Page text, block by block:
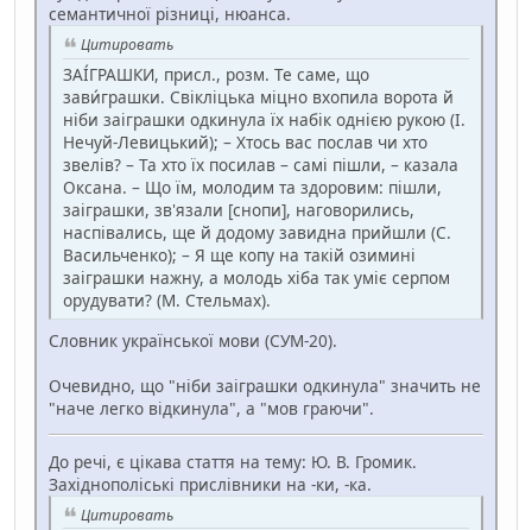
семантичної різниці, нюанса.
Цитировать
ЗАІ́ГРАШКИ, присл., розм. Те саме, що
зави́грашки. Свікліцька міцно вхопила ворота й
ніби заіграшки одкинула їх набік однією рукою (І.
Нечуй-Левицький); – Хтось вас послав чи хто
звелів? – Та хто їх посилав – самі пішли, – казала
Оксана. – Що їм, молодим та здоровим: пішли,
заіграшки, зв'язали [снопи], наговорились,
наспівались, ще й додому завидна прийшли (С.
Васильченко); – Я ще копу на такій озимині
заіграшки нажну, а молодь хіба так уміє серпом
орудувати? (М. Стельмах).
Словник української мови (СУМ-20).
Очевидно, що "ніби заіграшки одкинула" значить не
"наче легко відкинула", а "мов граючи".
До речі, є цікава стаття на тему: Ю. В. Громик.
Західнополіські прислівники на -ки, -ка.
Цитировать